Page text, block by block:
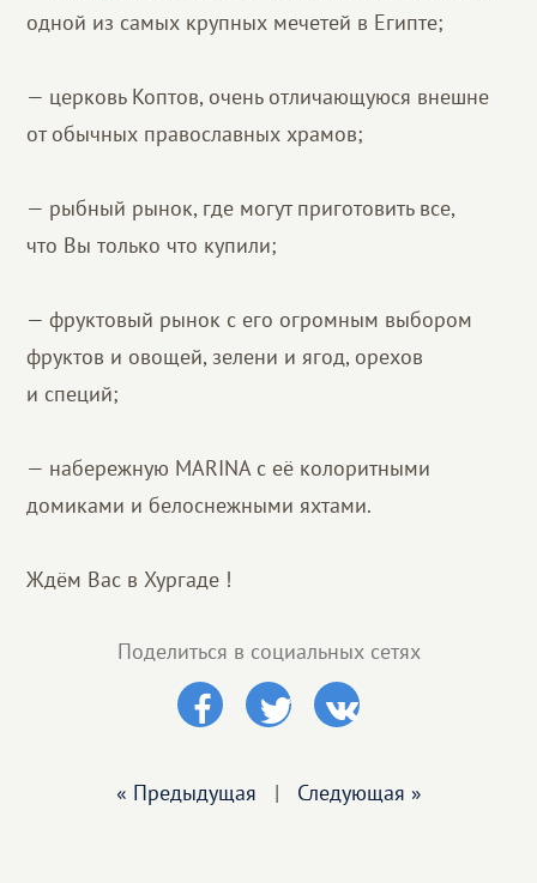
одной из самых крупных мечетей в Египте;
— церковь Коптов, очень отличающуюся внешне
от обычных православных храмов;
— рыбный рынок, где могут приготовить все,
что Вы только что купили;
— фруктовый рынок с его огромным выбором
фруктов и овощей, зелени и ягод, орехов
и специй;
— набережную MARINA с её колоритными
домиками и белоснежными яхтами.
Ждём Вас в Хургаде !
Поделиться в социальных сетях
« Предыдущая | Следующая »